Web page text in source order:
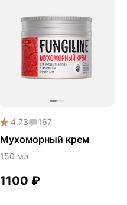
4.73 167
Мухоморный крем
150 мл
1100 ₽